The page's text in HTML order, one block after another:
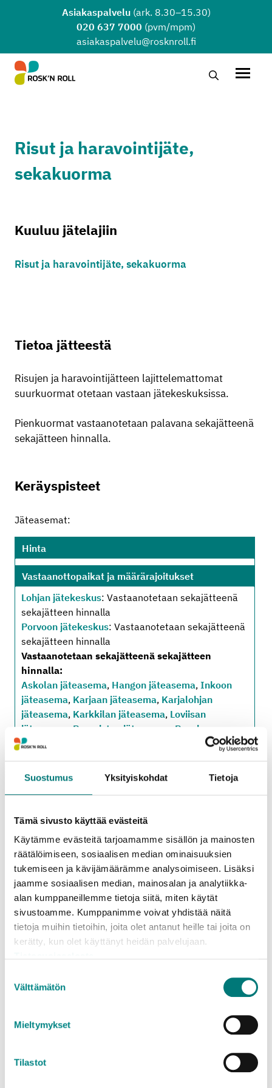
Suostumus Yksityiskohdat Tietoja
Tämä sivusto käyttää evästeitä
Käytämme evästeitä tarjoamamme sisällön ja mainosten
räätälöimiseen, sosiaalisen median ominaisuuksien
tukemiseen ja kävijämäärämme analysoimiseen. Lisäksi
jaamme sosiaalisen median, mainosalan ja analytiikka-
alan kumppaneillemme tietoja siitä, miten käytät
sivustoamme. Kumppanimme voivat yhdistää näitä
tietoja muihin tietoihin, joita olet antanut heille tai joita on
kerätty, kun olet käyttänyt heidän palvelujaan.
valinta
Välttämätön
Mieltymykset
Tilastot
Siirry sisältöönAsiakaspalvelu(ark. 8.30–15.30)
020 637 7000 (pvm/mpm)
asiakaspalvelu@rosknroll.fi
Hae…Avaa
Risut ja haravointijäte,
sekakuorma
Kuuluu jätelajiin
Risut ja haravointijäte, sekakuorma
Tietoa jätteestä
Risujen ja haravointijätteen lajittelemattomat
suurkuormat otetaan vastaan jätekeskuksissa.
Pienkuormat vastaanotetaan palavana sekajätteenä
sekajätteen hinnalla.
Keräyspisteet
Jäteasemat:
Hinta
Vastaanottopaikat ja määrärajoitukset
Lohjan jätekeskus: Vastaanotetaan sekajätteenä
sekajätteen hinnalla
Porvoon jätekeskus: Vastaanotetaan sekajätteenä
sekajätteen hinnalla
Vastaanotetaan sekajätteenä sekajätteen
hinnalla:
Askolan jäteasema, Hangon jäteasema, Inkoon
jäteasema, Karjaan jäteasema, Karjalohjan
jäteasema, Karkkilan jäteasema, Loviisan
jäteasema
Pornaisten jäteasema
Pusulan
jäteasema
Sipoon
jäteasema
Oheiset hinta- ja määrärajoitustiedot koskevat
jäteasemille tuotaviakotitalouksien
pienkuormia. (Alv 25,5 %.)
Kotitalouksien suurkuormien sekä yritysten
pien- ja suurkuormien hinta- ja
määrärajoitustiedot löytyvät erillisiltä
hinnastosivuilta:
Jäteasemahinnasto kotitalouksille (pien- ja
suurkuormat)